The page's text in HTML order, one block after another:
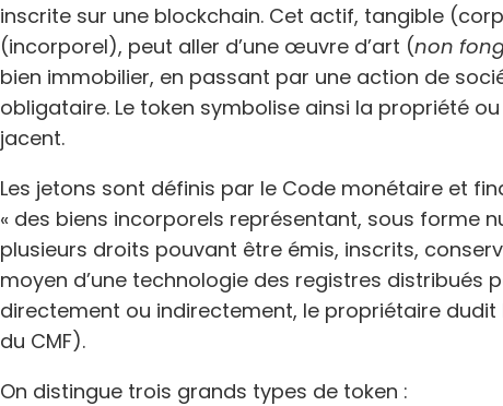
inscrite sur une blockchain. Cet actif, tangible
(incorporel), peut aller d’une œuvre d’art (non
bien immobilier, en passant par une action de
obligataire. Le token symbolise ainsi la propriété
jacent.
Les jetons sont définis par le Code monétaire et
« des biens incorporels représentant, sous forme
plusieurs droits pouvant être émis, inscrits,
moyen d’une technologie des registres distribués
directement ou indirectement, le propriétaire dudit
du CMF).
On distingue trois grands types de token :